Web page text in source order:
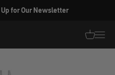
for Our Newsletter